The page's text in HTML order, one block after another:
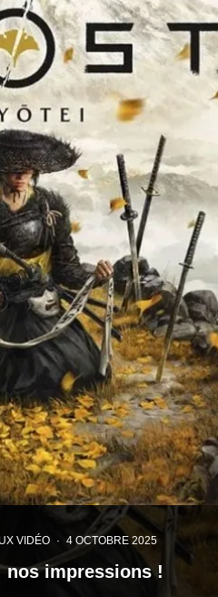
VIDÉO · 4 OCTOBRE 2025
nos impressions !